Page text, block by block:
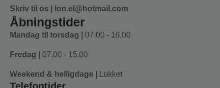
Skriv til os | lon.el@hotmail.com
Åbningstider
Mandag til torsdag | 07.00 - 16.00
Fredag | 07.00 - 15.00
Weekend & helligdage | Lukket